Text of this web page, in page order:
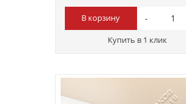
В корзину
Купить в 1 клик